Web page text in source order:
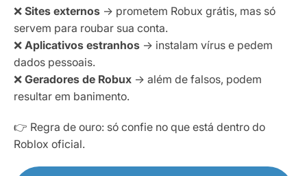
❌ Sites externos → prometem Robux grátis, mas só
servem para roubar sua conta.
❌ Aplicativos estranhos → instalam vírus e pedem
dados pessoais.
❌ Geradores de Robux → além de falsos, podem
resultar em banimento.
👉 Regra de ouro: só confie no que está dentro do
Roblox oficial.